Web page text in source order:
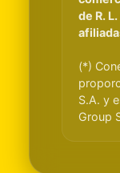
de R.
(*)
S.A. y
Group